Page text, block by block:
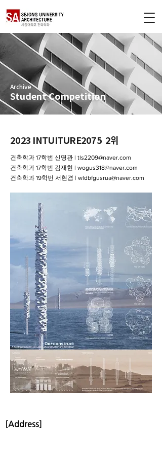
Archive
Student Competition
2023 INTUITURE2075 2위
건축학과 17학번 신명관 | tls2209@naver.com
건축학과 17학번 김재현 | wogus318@naver.com
건축학과 19학번 서현겸 | wldbfgusrua@naver.com
[Address]